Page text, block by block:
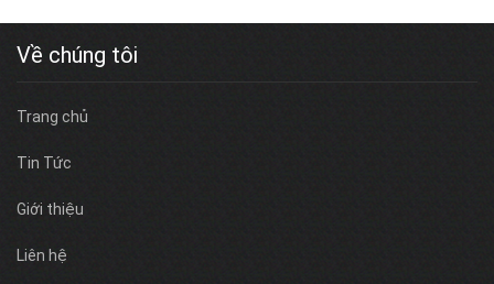
Về chúng tôi
Trang chủ
Tin Tức
Giới thiệu
Liên hệ